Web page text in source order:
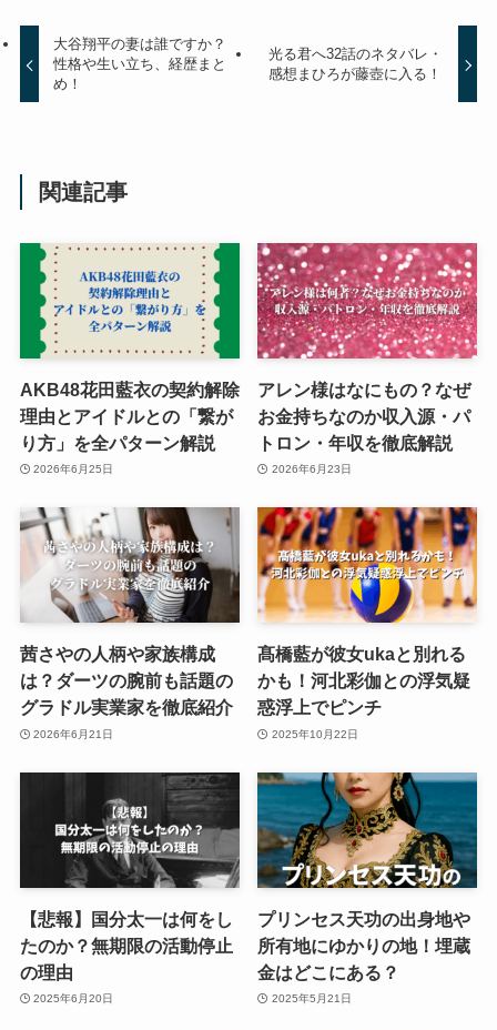
大谷翔平の妻は誰ですか？
性格や生い立ち、経歴まと
め！
光る君へ32話のネタバレ・
感想まひろが藤壺に入る！
関連記事
AKB48花田藍衣の契約解除
理由とアイドルとの「繋が
り方」を全パターン解説
2026年6月25日
アレン様はなにもの？なぜ
お金持ちなのか収入源・パ
トロン・年収を徹底解説
2026年6月23日
茜さやの人柄や家族構成
は？ダーツの腕前も話題の
グラドル実業家を徹底紹介
2026年6月21日
髙橋藍が彼女ukaと別れる
かも！河北彩伽との浮気疑
惑浮上でピンチ
2025年10月22日
【悲報】国分太一は何をし
たのか？無期限の活動停止
の理由
2025年6月20日
プリンセス天功の出身地や
所有地にゆかりの地！埋蔵
金はどこにある？
2025年5月21日